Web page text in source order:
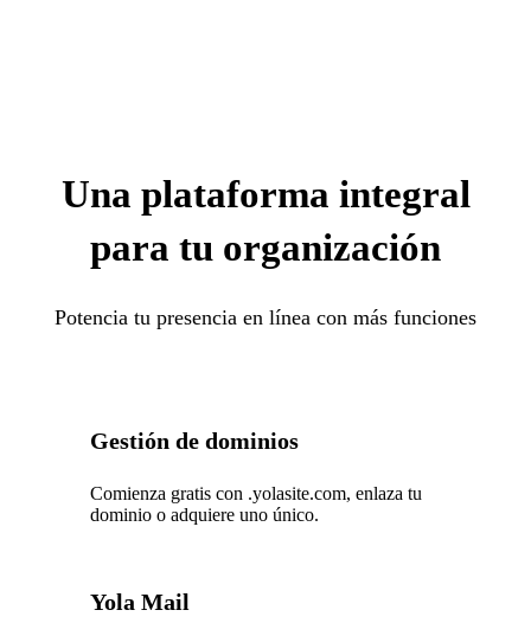
Una plataforma integral
para tu organización
Potencia tu presencia en línea con más funciones
Gestión de dominios
Comienza gratis con .yolasite.com, enlaza tu
dominio o adquiere uno único.
Yola Mail